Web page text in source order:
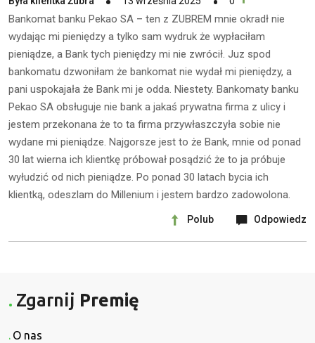
Bankomat banku Pekao SA – ten z ZUBREM mnie okradł nie
wydając mi pieniędzy a tylko sam wydruk że wypłaciłam
pieniądze, a Bank tych pieniędzy mi nie zwrócił. Juz spod
bankomatu dzwoniłam że bankomat nie wydał mi pieniędzy, a
pani uspokajała że Bank mi je odda. Niestety. Bankomaty banku
Pekao SA obsługuje nie bank a jakaś prywatna firma z ulicy i
jestem przekonana że to ta firma przywłaszczyła sobie nie
wydane mi pieniądze. Najgorsze jest to że Bank, mnie od ponad
30 lat wierna ich klientkę próbował posądzić że to ja próbuje
wyłudzić od nich pieniądze. Po ponad 30 latach bycia ich
klientką, odeszlam do Millenium i jestem bardzo zadowolona.
Polub Odpowiedz
Zgarnij Premię
O nas